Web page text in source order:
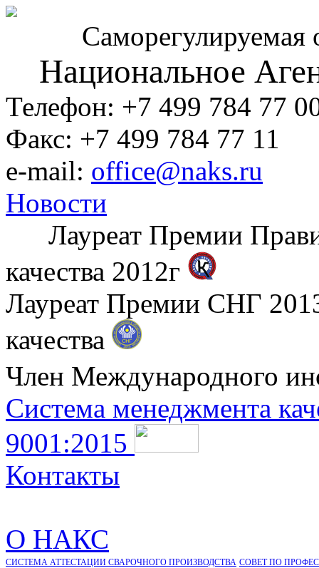
Саморегулируемая
Национальное
Телефон: +7 499 784 77
Факс: +7 499 784 77 11
e-mail: office@naks.ru
Новости
Лауреат Премии
качества 2012г
Лауреат Премии СНГ
качества
Член Международного
Система менеджмента
9001:2015
Контакты
О НАКС
СИСТЕМА АТТЕСТАЦИИ СВАРОЧНОГО ПРОИЗВОДСТВА СОВЕТ ПО